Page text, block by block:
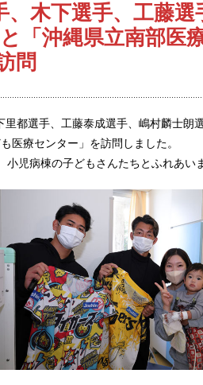
木下選手、工藤選
「沖縄県立南部医
問
都選手、工藤泰成選手、嶋村麟士朗
医療センター」を訪問しました。
児病棟の子どもさんたちとふれあい